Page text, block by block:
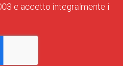
e accetto integralmente i